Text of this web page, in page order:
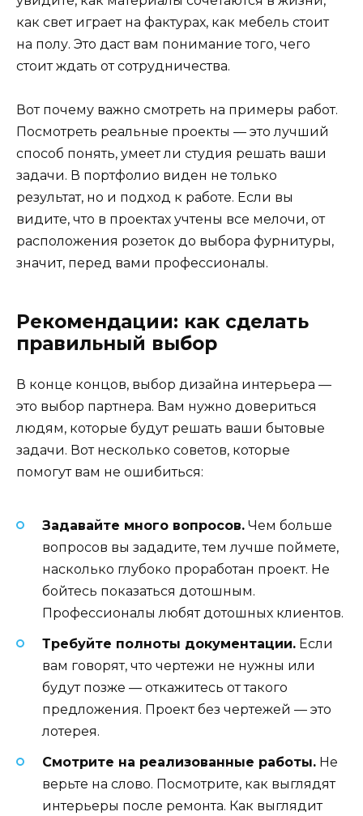
как свет играет на фактурах, как мебель стоит
на полу. Это даст вам понимание того, чего
стоит ждать от сотрудничества.
Вот почему важно смотреть на примеры работ.
Посмотреть реальные проекты — это лучший
способ понять, умеет ли студия решать ваши
задачи. В портфолио виден не только
результат, но и подход к работе. Если вы
видите, что в проектах учтены все мелочи, от
расположения розеток до выбора фурнитуры,
значит, перед вами профессионалы.
Рекомендации: как сделать
правильный выбор
В конце концов, выбор дизайна интерьера —
это выбор партнера. Вам нужно довериться
людям, которые будут решать ваши бытовые
задачи. Вот несколько советов, которые
помогут вам не ошибиться:
Задавайте много вопросов. Чем больше
вопросов вы зададите, тем лучше поймете,
насколько глубоко проработан проект. Не
бойтесь показаться дотошным.
Профессионалы любят дотошных клиентов.
Требуйте полноты документации. Если
вам говорят, что чертежи не нужны или
будут позже — откажитесь от такого
предложения. Проект без чертежей — это
лотерея.
Смотрите на реализованные работы. Не
верьте на слово. Посмотрите, как выглядят
интерьеры после ремонта. Как выглядит